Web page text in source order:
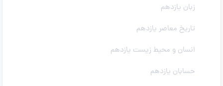
زبان یازدهم
تاریخ معاصر یازدهم
انسان و محیط زیست یازدهم
حسابان یازدهم